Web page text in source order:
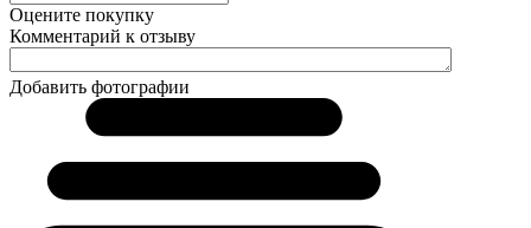
Оцените покупку
Комментарий к отзыву
Добавить фотографии